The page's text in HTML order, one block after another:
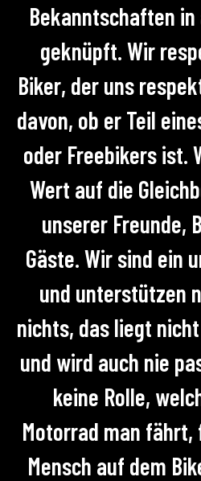
Bekanntschaften
geknüpft. Wir
Biker, der uns
davon, ob er Teil
oder Freebikers ist.
Wert auf die
unserer Freunde,
Gäste. Wir sind ein
und unterstützen
nichts, das liegt
und wird auch nie
keine Rolle,
Motorrad man
Mensch auf dem